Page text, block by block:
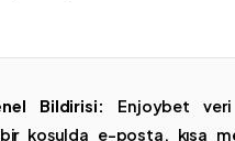
Bildirisi: Enjoybet veri
koşulda e-posta, kısa